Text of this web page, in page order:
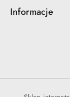
Informacje